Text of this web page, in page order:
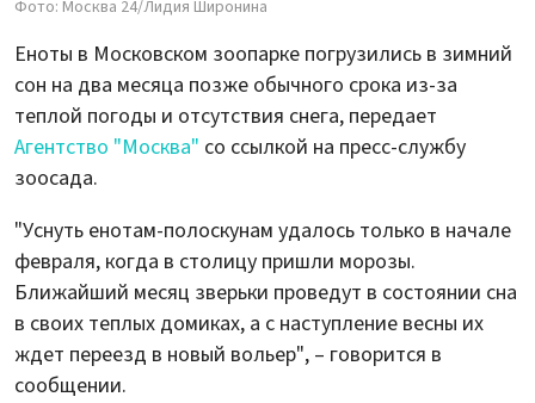
Фото: Москва 24/Лидия Широнина
Еноты в Московском зоопарке погрузились в зимний
сон на два месяца позже обычного срока из-за
теплой погоды и отсутствия снега, передает
Агентство "Москва" со ссылкой на пресс-службу
зоосада.
"Уснуть енотам-полоскунам удалось только в начале
февраля, когда в столицу пришли морозы.
Ближайший месяц зверьки проведут в состоянии сна
в своих теплых домиках, а с наступление весны их
ждет переезд в новый вольер", – говорится в
сообщении.